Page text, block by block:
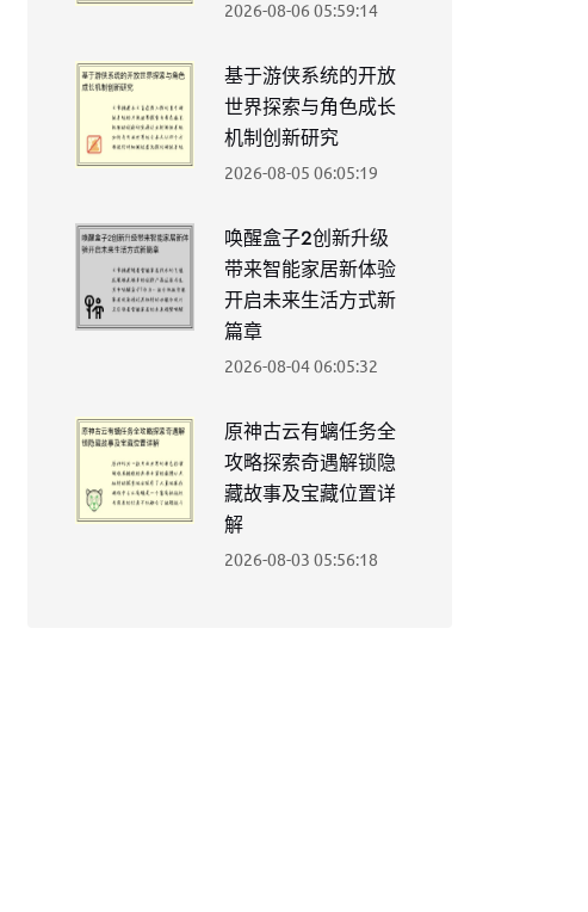
2026-08-06 05:59:14
基于游侠系统的开放
世界探索与角色成长
机制创新研究
2026-08-05 06:05:19
唤醒盒子2创新升级
带来智能家居新体验
开启未来生活方式新
篇章
2026-08-04 06:05:32
原神古云有螭任务全
攻略探索奇遇解锁隐
藏故事及宝藏位置详
解
2026-08-03 05:56:18